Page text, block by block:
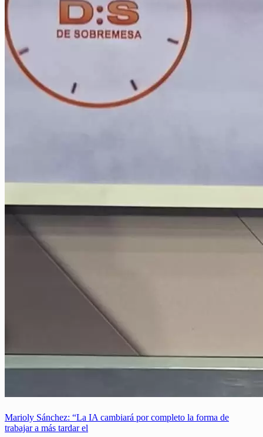
Marioly Sánchez: “La IA cambiará por completo la forma de
trabajar a más tardar el